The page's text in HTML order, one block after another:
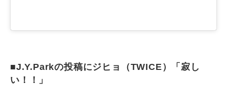
■J.Y.Parkの投稿にジヒョ（TWICE）「寂し
い！！」